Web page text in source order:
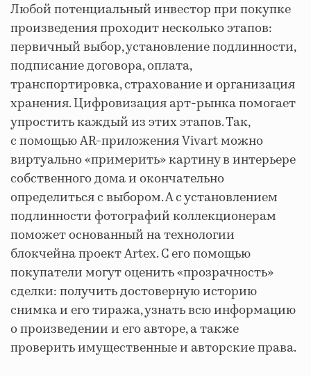
Любой потенциальный инвестор при покупке
произведения проходит несколько этапов:
первичный выбор, установление подлинности,
подписание договора, оплата,
транспортировка, страхование и организация
хранения. Цифровизация арт-рынка помогает
упростить каждый из этих этапов. Так,
с помощью AR-приложения Vivart можно
виртуально «примерить» картину в интерьере
собственного дома и окончательно
определиться с выбором. А с установлением
подлинности фотографий коллекционерам
поможет основанный на технологии
блокчейна проект Artex. С его помощью
покупатели могут оценить «прозрачность»
сделки: получить достоверную историю
снимка и его тиража, узнать всю информацию
о произведении и его авторе, а также
проверить имущественные и авторские права.